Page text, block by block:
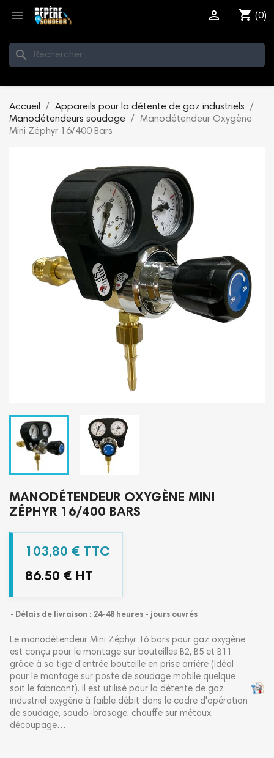
 shopping_cart (0)

search
Accueil
Appareils pour la détente de gaz industriels
Manodétendeurs soudage
Manodétendeur Oxygène
Mini Zéphyr 16/400 Bars
MANODÉTENDEUR OXYGÈNE MINI
ZÉPHYR 16/400 BARS
103,80 € TTC
86.50 € HT
Délais de livraison : 24-48 heures - jours ouvrés
Le manodétendeur Mini Zéphyr 16 bars pour gaz oxygène
est conçu pour le montage sur bouteilles B2, B5 et B11
grâce à sa tige d'entrée bouteille en prise arrière (idéal
pour le montage sur poste de soudage mobile quelque
soit le fabricant). Il est utilisé pour la détente de gaz
industriel oxygène à faible débit dans le cadre d'opération
de soudage, soudo-brasage, chauffe sur métaux,
découpage…